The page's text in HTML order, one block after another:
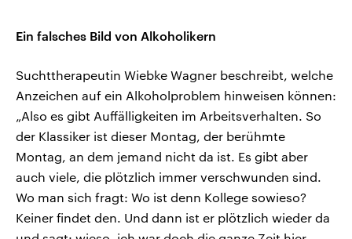
Ein falsches Bild von Alkoholikern
Suchttherapeutin Wiebke Wagner beschreibt, welche
Anzeichen auf ein Alkoholproblem hinweisen können:
„Also es gibt Auffälligkeiten im Arbeitsverhalten. So
der Klassiker ist dieser Montag, der berühmte
Montag, an dem jemand nicht da ist. Es gibt aber
auch viele, die plötzlich immer verschwunden sind.
Wo man sich fragt: Wo ist denn Kollege sowieso?
Keiner findet den. Und dann ist er plötzlich wieder da